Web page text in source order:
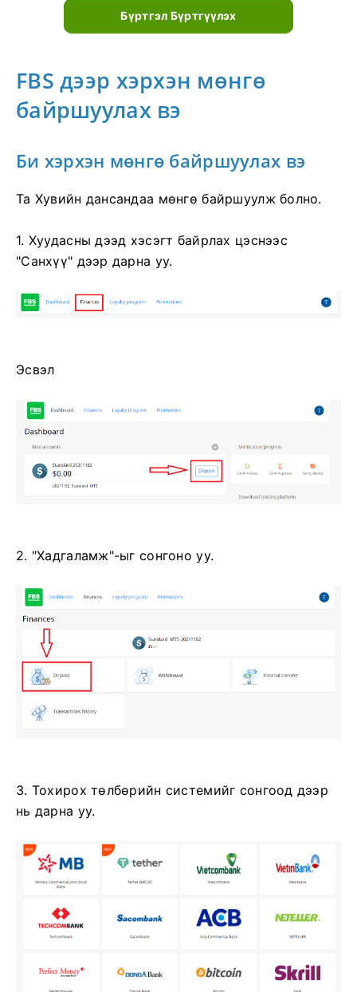
Бүртгэл Бүртгүүлэх
FBS дээр хэрхэн мөнгө
байршуулах вэ
Би хэрхэн мөнгө байршуулах вэ
Та Хувийн дансандаа мөнгө байршуулж болно.
1. Хуудасны дээд хэсэгт байрлах цэснээс
"Санхүү" дээр дарна уу.
Эсвэл
2. "Хадгаламж"-ыг сонгоно уу.
3. Тохирох төлбөрийн системийг сонгоод дээр
нь дарна уу.